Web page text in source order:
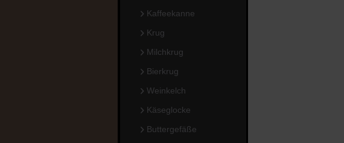
Kaffeekanne
Krug
Milchkrug
Bierkrug
Weinkelch
Käseglocke
Buttergefäße